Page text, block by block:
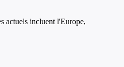
actuels incluent l'Europe,